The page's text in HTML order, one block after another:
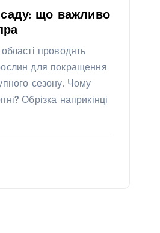
саду: що важливо
проводять
для покращення
сезону. Чому
Обрізка наприкінці